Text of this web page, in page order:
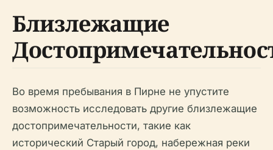
Близлежащие
Во время пребывания в Пирне не упустите
возможность исследовать другие близлежащие
достопримечательности, такие как
исторический Старый город, набережная реки